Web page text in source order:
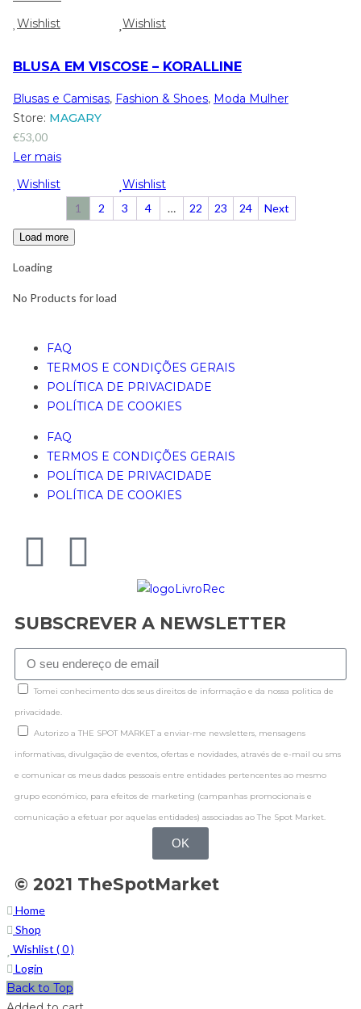
Wishlist
Wishlist
BLUSA EM VISCOSE – KORALLINE
Blusas e Camisas, Fashion & Shoes, Moda Mulher
Store: MAGARY
€53,00
Ler mais
Wishlist
Wishlist
1 2 3 4 … 22 23 24 Next
Load more
Loading
No Products for load
FAQ
TERMOS E CONDIÇÕES GERAIS
POLÍTICA DE PRIVACIDADE
POLÍTICA DE COOKIES
FAQ
TERMOS E CONDIÇÕES GERAIS
POLÍTICA DE PRIVACIDADE
POLÍTICA DE COOKIES
SUBSCREVER A NEWSLETTER
Tomei conhecimento dos seus direitos de informação e da nossa politica de
privacidade.
Autorizo a THE SPOT MARKET a enviar-me newsletters, mensagens
informativas, divulgação de eventos, ofertas e novidades, através de e-mail ou sms
e comunicar os meus dados pessoais entre entidades pertencentes ao mesmo
grupo económico, para efeitos de marketing (campanhas promocionais e
comunicação a efetuar por aquelas entidades) associadas ao The Spot Market.
OK
© 2021 TheSpotMarket
Home
Shop
Wishlist (0)
Login
Back to Top